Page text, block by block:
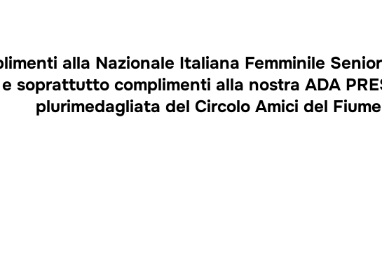
alla Nazionale Italiana Femminile
e soprattutto complimenti alla nostra ADA
plurimedagliata del Circolo Amici del